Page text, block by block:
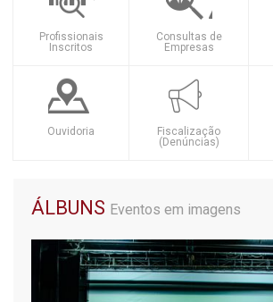
Profissionais
Inscritos
Consultas de
Empresas
Ouvidoria
Fiscalização
(Denúncias)
ÁLBUNS Eventos em imagens